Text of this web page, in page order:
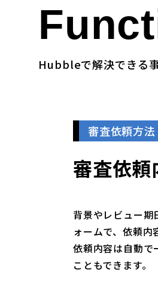
Hubbleで解決できる
審査依頼方
審査依頼
背景やレビュー期
ォームで、依頼内
依頼内容は自動で
こともできます。